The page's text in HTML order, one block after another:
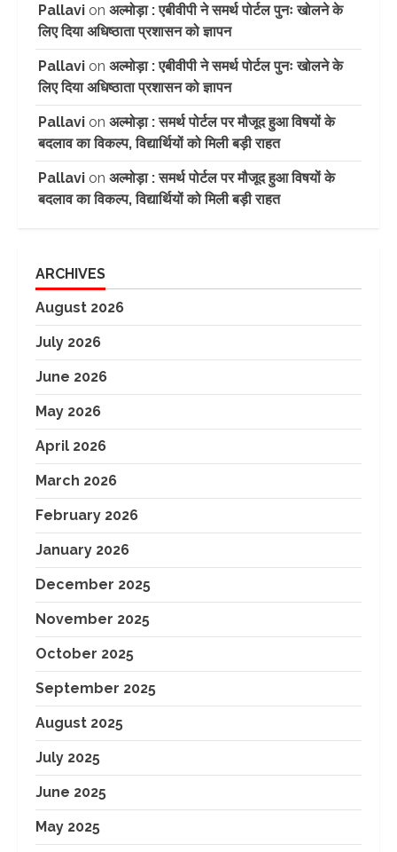
Pallavi on अल्मोड़ा : एबीवीपी ने समर्थ पोर्टल पुनः खोलने के
लिए दिया अधिष्ठाता प्रशासन को ज्ञापन
Pallavi on अल्मोड़ा : एबीवीपी ने समर्थ पोर्टल पुनः खोलने के
लिए दिया अधिष्ठाता प्रशासन को ज्ञापन
Pallavi on अल्मोड़ा : समर्थ पोर्टल पर मौजूद हुआ विषयों के
बदलाव का विकल्प, विद्यार्थियों को मिली बड़ी राहत
Pallavi on अल्मोड़ा : समर्थ पोर्टल पर मौजूद हुआ विषयों के
बदलाव का विकल्प, विद्यार्थियों को मिली बड़ी राहत
ARCHIVES
August 2026
July 2026
June 2026
May 2026
April 2026
March 2026
February 2026
January 2026
December 2025
November 2025
October 2025
September 2025
August 2025
July 2025
June 2025
May 2025